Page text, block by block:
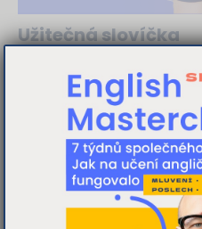
Užitečná slovíčka
slovíčka kvíz test
Mezi běžnou slovní
najdete je snad v každé
znát. Tak co, kolik z deseti
zvládnete přeložit?
Tato webová
cookies